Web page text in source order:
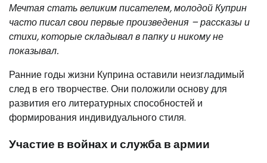
Мечтая стать великим писателем, молодой Куприн
часто писал свои первые произведения – рассказы и
стихи, которые складывал в папку и никому не
показывал.
Ранние годы жизни Куприна оставили неизгладимый
след в его творчестве. Они положили основу для
развития его литературных способностей и
формирования индивидуального стиля.
Участие в войнах и служба в армии